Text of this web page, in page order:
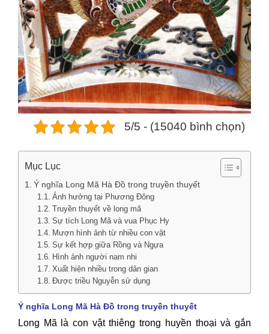
5/5 - (15040 bình chọn)
Mục Lục
Ý nghĩa Long Mã Hà Đồ trong truyền thuyết
Ảnh hưởng tại Phương Đông
Truyền thuyết về long mã
Sự tích Long Mã và vua Phục Hy
Mượn hình ảnh từ nhiều con vật
Sự kết hợp giữa Rồng và Ngựa
Hình ảnh người nam nhi
Xuất hiện nhiều trong dân gian
Được triều Nguyễn sử dụng
Ý nghĩa Long Mã Hà Đồ trong truyền thuyết
Long Mã là con vật thiêng trong huyền thoại và gắn